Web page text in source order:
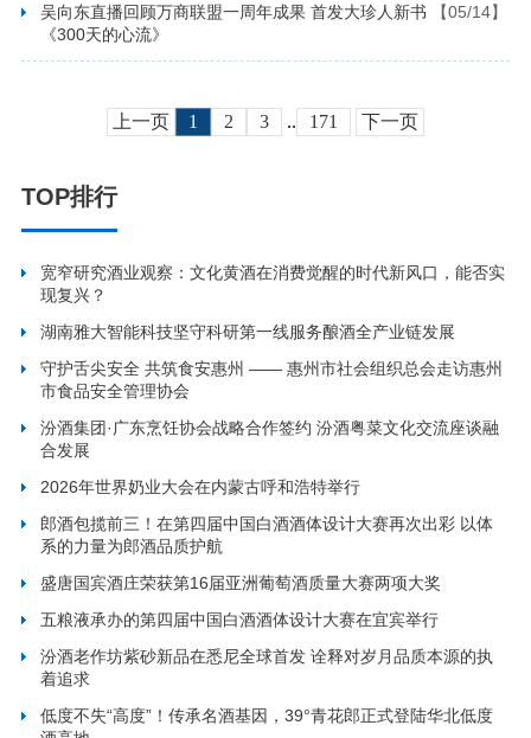
吴向东直播回顾万商联盟一周年成果 首发大珍人新书
《300天的心流》
【05/14】
上一页 1 2 3 .. 171 下一页
TOP排行
宽窄研究酒业观察：文化黄酒在消费觉醒的时代新风口，能否实
现复兴？
湖南雅大智能科技坚守科研第一线服务酿酒全产业链发展
守护舌尖安全 共筑食安惠州 —— 惠州市社会组织总会走访惠州
市食品安全管理协会
汾酒集团·广东烹饪协会战略合作签约 汾酒粤菜文化交流座谈融
合发展
2026年世界奶业大会在内蒙古呼和浩特举行
郎酒包揽前三！在第四届中国白酒酒体设计大赛再次出彩 以体
系的力量为郎酒品质护航
盛唐国宾酒庄荣获第16届亚洲葡萄酒质量大赛两项大奖
五粮液承办的第四届中国白酒酒体设计大赛在宜宾举行
汾酒老作坊紫砂新品在悉尼全球首发 诠释对岁月品质本源的执
着追求
低度不失“高度”！传承名酒基因，39°青花郎正式登陆华北低度